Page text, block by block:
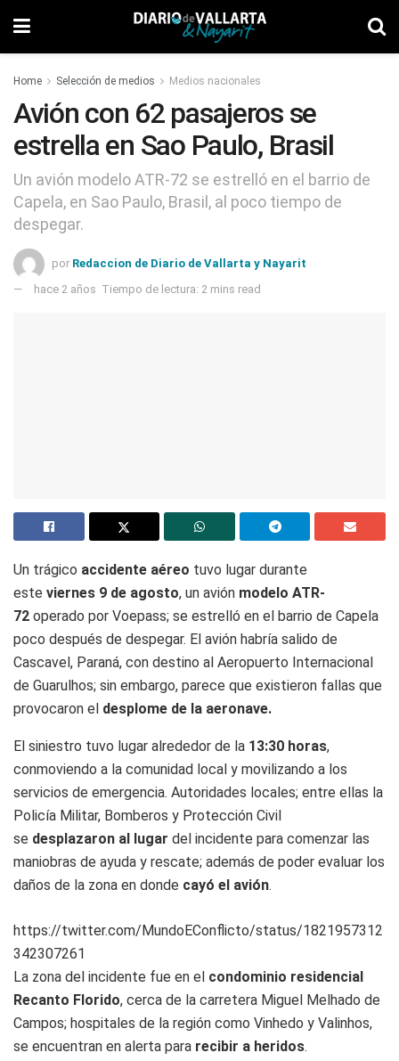
Home Selección de medios Medios nacionales
Avión con 62 pasajeros se
estrella en Sao Paulo, Brasil
Un avión modelo ATR-72 se estrelló en el barrio de
Capela, en Sao Paulo, Brasil, al poco tiempo de
despegar.
por Redaccion de Diario de Vallarta y Nayarit
hace 2 años Tiempo de lectura: 2 mins read
Un trágico accidente aéreo tuvo lugar durante
este viernes 9 de agosto, un avión modelo ATR-
72 operado por Voepass; se estrelló en el barrio de Capela
poco después de despegar. El avión habría salido de
Cascavel, Paraná, con destino al Aeropuerto Internacional
de Guarulhos; sin embargo, parece que existieron fallas que
provocaron el desplome de la aeronave.
El siniestro tuvo lugar alrededor de la 13:30 horas,
conmoviendo a la comunidad local y movilizando a los
servicios de emergencia. Autoridades locales; entre ellas la
Policía Militar, Bomberos y Protección Civil
se desplazaron al lugar del incidente para comenzar las
maniobras de ayuda y rescate; además de poder evaluar los
daños de la zona en donde cayó el avión.
https://twitter.com/MundoEConflicto/status/1821957312
342307261
La zona del incidente fue en el condominio residencial
Recanto Florido, cerca de la carretera Miguel Melhado de
Campos; hospitales de la región como Vinhedo y Valinhos,
se encuentran en alerta para recibir a heridos.